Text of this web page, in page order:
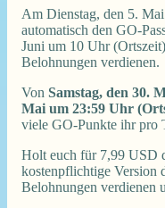
Am Dienstag, den 5.
automatisch den GO-
Juni um 10 Uhr
Belohnungen verdienen.
Von Samstag, den 30.
Mai um 23:59 Uhr
viele GO-Punkte ihr pro
Holt euch für 7,99 USD
kostenpflichtige Version
Belohnungen verdienen